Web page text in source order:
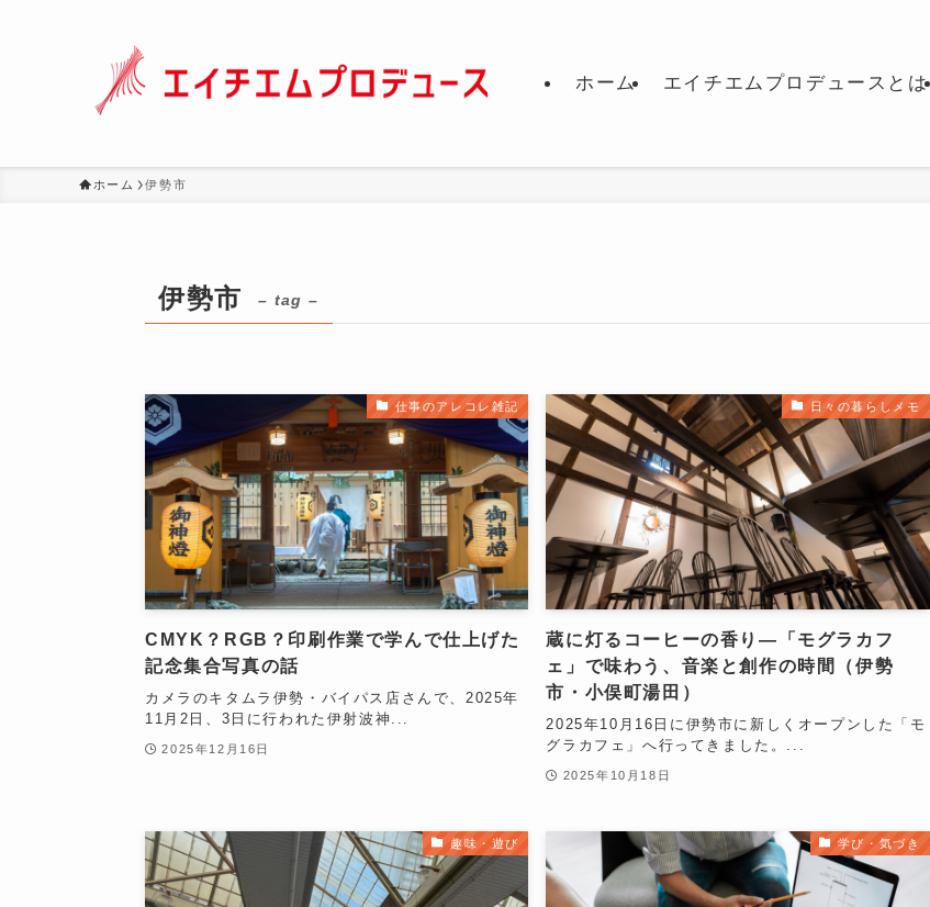
ホーム エイチエムプロデュースとは
ホーム 伊勢市
伊勢市 – tag –
仕事のアレコレ雑記
CMYK？RGB？印刷作業で学んで仕上げた
記念集合写真の話
カメラのキタムラ伊勢・バイパス店さんで、2025年
11月2日、3日に行われた伊射波神...
2025年12月16日
日々の暮らしメモ
蔵に灯るコーヒーの香り―「モグラカフ
ェ」で味わう、音楽と創作の時間（伊勢
市・小俣町湯田）
2025年10月16日に伊勢市に新しくオープンした「モ
グラカフェ」へ行ってきました。...
2025年10月18日
趣味・遊び 学び・気づき